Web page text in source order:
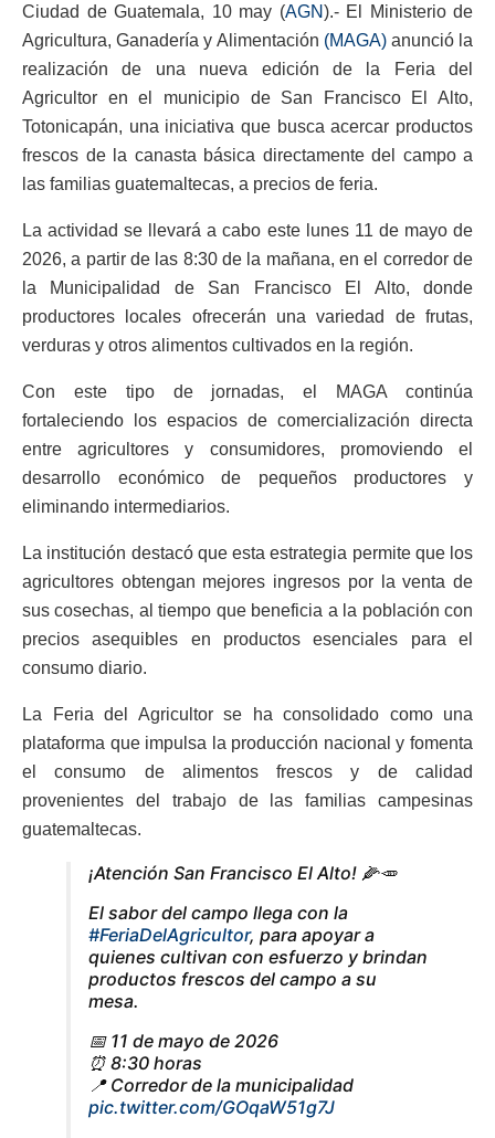
Ciudad de Guatemala, 10 may (AGN).- El Ministerio de
Agricultura, Ganadería y Alimentación (MAGA)anunció la
realización de una nueva edición de la Feria del
Agricultor en el municipio de San Francisco El Alto,
Totonicapán, una iniciativa que busca acercar productos
frescos de la canasta básica directamente del campo a
las familias guatemaltecas, a precios de feria.
La actividad se llevará a cabo este lunes 11 de mayo de
2026, a partir de las 8:30 de la mañana, en el corredor de
la Municipalidad de San Francisco El Alto, donde
productores locales ofrecerán una variedad de frutas,
verduras y otros alimentos cultivados en la región.
Con este tipo de jornadas, el MAGA continúa
fortaleciendo los espacios de comercialización directa
entre agricultores y consumidores, promoviendo el
desarrollo económico de pequeños productores y
eliminando intermediarios.
La institución destacó que esta estrategia permite que los
agricultores obtengan mejores ingresos por la venta de
sus cosechas, al tiempo que beneficia a la población con
precios asequibles en productos esenciales para el
consumo diario.
La Feria del Agricultor se ha consolidado como una
plataforma que impulsa la producción nacional y fomenta
el consumo de alimentos frescos y de calidad
provenientes del trabajo de las familias campesinas
guatemaltecas.
¡Atención San Francisco El Alto! 🌽🥕
El sabor del campo llega con la
#FeriaDelAgricultor, para apoyar a
quienes cultivan con esfuerzo y brindan
productos frescos del campo a su
mesa.
📅 11 de mayo de 2026
⏰ 8:30 horas
📍 Corredor de la municipalidad
pic.twitter.com/GOqaW51g7J